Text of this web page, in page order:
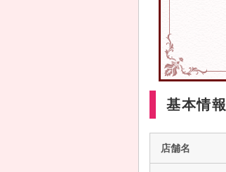
基本情報
店舗名